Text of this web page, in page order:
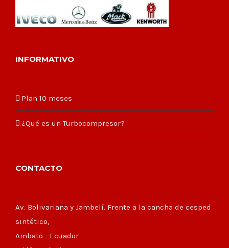
INFORMATIVO
Plan 10 meses
¿Qué es un Turbocompresor?
CONTACTO
Av. Bolivariana y Jambelí. Frente a la cancha de cesped
sintético,
Ambato - Ecuador